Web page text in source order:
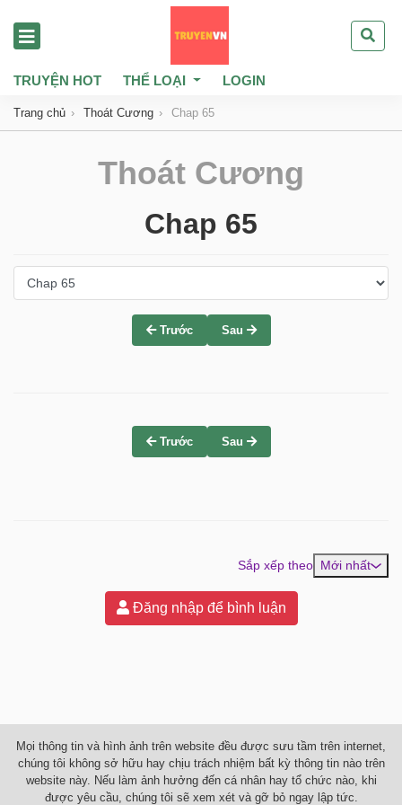
TRUYỆN HOT THỂ LOẠI LOGIN
Trang chủ Thoát Cương Chap 65
Thoát Cương
Chap 65
Trước Sau
Trước Sau
Sắp xếp theo Mới nhất
Đăng nhập để bình luận
Mọi thông tin và hình ảnh trên website đều được sưu tầm trên internet,
chúng tôi không sở hữu hay chịu trách nhiệm bất kỳ thông tin nào trên
website này. Nếu làm ảnh hưởng đến cá nhân hay tổ chức nào, khi
được yêu cầu, chúng tôi sẽ xem xét và gỡ bỏ ngay lập tức.